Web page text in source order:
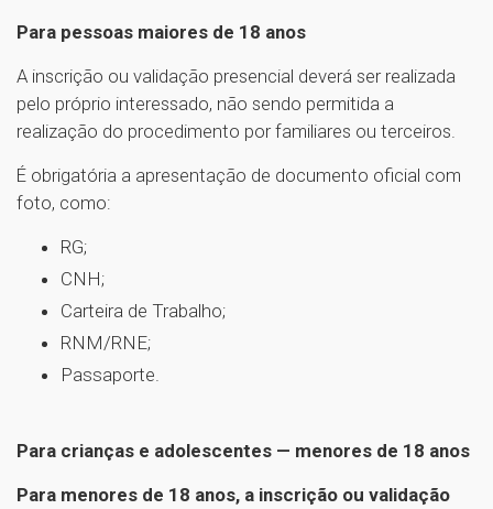
Para pessoas maiores de 18 anos
A inscrição ou validação presencial deverá ser realizada
pelo próprio interessado, não sendo permitida a
realização do procedimento por familiares ou terceiros.
É obrigatória a apresentação de documento oficial com
foto, como:
RG;
CNH;
Carteira de Trabalho;
RNM/RNE;
Passaporte.
Para crianças e adolescentes — menores de 18 anos
Para menores de 18 anos, a inscrição ou validação